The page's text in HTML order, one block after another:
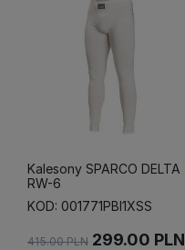
Kalesony SPARCO DELTA
RW-6
KOD: 001771PBI1XSS
415.00 PLN 299.00 PLN